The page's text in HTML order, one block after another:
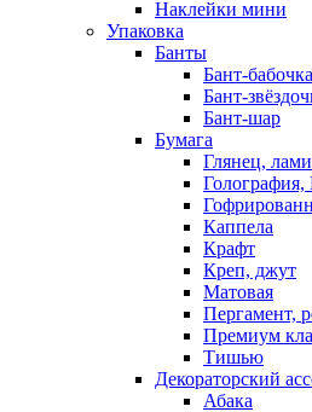
Наклейки мини
Упаковка
Банты
Бант-бабочка
Бант-
Бант-шар
Бумага
Глянец,
Голография,
Каппела
Крафт
Креп, джут
Матовая
Пергамент,
Премиум
Тишью
Декораторский
Абака